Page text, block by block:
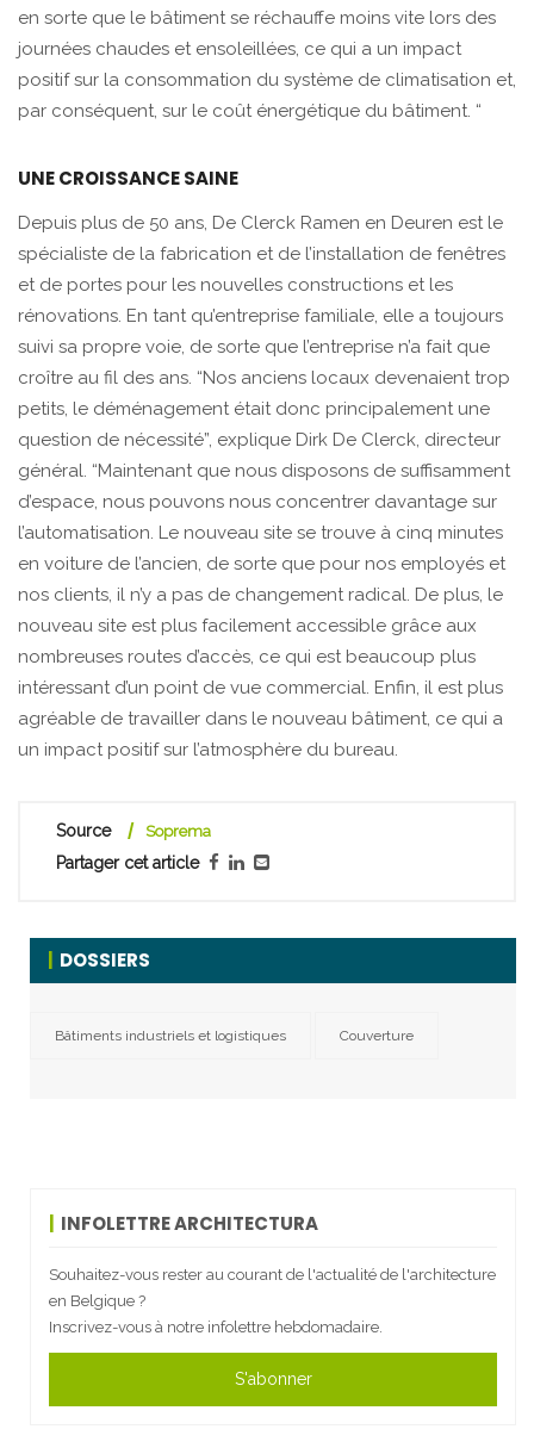
en sorte que le bâtiment se réchauffe moins vite lors des
journées chaudes et ensoleillées, ce qui a un impact
positif sur la consommation du système de climatisation et,
par conséquent, sur le coût énergétique du bâtiment. “
UNE CROISSANCE SAINE
Depuis plus de 50 ans, De Clerck Ramen en Deuren est le
spécialiste de la fabrication et de l’installation de fenêtres
et de portes pour les nouvelles constructions et les
rénovations. En tant qu’entreprise familiale, elle a toujours
suivi sa propre voie, de sorte que l’entreprise n’a fait que
croître au fil des ans. “Nos anciens locaux devenaient trop
petits, le déménagement était donc principalement une
question de nécessité”, explique Dirk De Clerck, directeur
général. “Maintenant que nous disposons de suffisamment
d’espace, nous pouvons nous concentrer davantage sur
l’automatisation. Le nouveau site se trouve à cinq minutes
en voiture de l’ancien, de sorte que pour nos employés et
nos clients, il n’y a pas de changement radical. De plus, le
nouveau site est plus facilement accessible grâce aux
nombreuses routes d’accès, ce qui est beaucoup plus
intéressant d’un point de vue commercial. Enfin, il est plus
agréable de travailler dans le nouveau bâtiment, ce qui a
un impact positif sur l’atmosphère du bureau.
Source Soprema
Partager cet article
DOSSIERS
Bâtiments industriels et logistiques Couverture
INFOLETTRE ARCHITECTURA
Souhaitez-vous rester au courant de l'actualité de l'architecture
en Belgique ?
Inscrivez-vous à notre infolettre hebdomadaire.
S'abonner